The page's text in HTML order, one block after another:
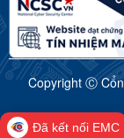
Copyright Ⓒ
Đã kết nối EMC